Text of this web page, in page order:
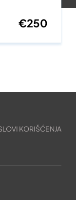
€250
KORIŠĆENJA